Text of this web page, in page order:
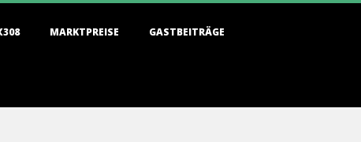
MARKTPREISE GASTBEITRÄGE